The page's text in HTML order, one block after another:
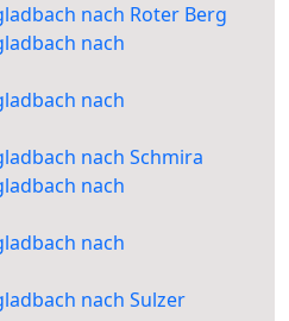
nach Roter Berg
nach
nach
nach Schmira
nach
nach
nach Sulzer